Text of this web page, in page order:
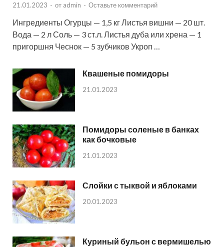
21.01.2023 - от admin - Оставьте комментарий
Ингредиенты Огурцы — 1,5 кг Листья вишни — 20 шт.
Вода — 2 л Соль — 3 ст.л. Листья дуба или хрена — 1
пригоршня Чеснок — 5 зубчиков Укроп …
Квашеные помидоры
21.01.2023
Помидоры соленые в банках
как бочковые
21.01.2023
Слойки с тыквой и яблоками
20.01.2023
Куриный бульон с вермишелью